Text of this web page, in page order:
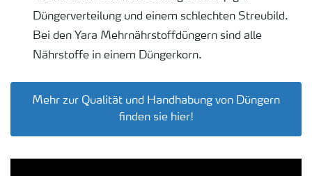
Düngerverteilung und einem schlechten Streubild.
Bei den Yara Mehrnährstoffdüngern sind alle
Nährstoffe in einem Düngerkorn.
Mehr zur Qualität und Handhabung von Düngern
finden sie hier!